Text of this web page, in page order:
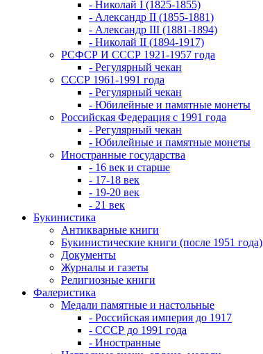
- Николай I (1825-1855)
- Александр II (1855-1881)
- Александр III (1881-1894)
- Николай II (1894-1917)
РСФСР И СССР 1921-1957 года
- Регулярный чекан
СССР 1961-1991 года
- Регулярный чекан
- Юбилейные и памятные монеты
Российская Федерация с 1991 года
- Регулярный чекан
- Юбилейные и памятные монеты
Иностранные государства
- 16 век и старше
- 17-18 век
- 19-20 век
- 21 век
Букинистика
Антикварные книги
Букинистические книги (после 1951 года)
Документы
Журналы и газеты
Религиозные книги
Фалеристика
Медали памятные и настольные
- Российская империя до 1917
- СССР до 1991 года
- Иностранные